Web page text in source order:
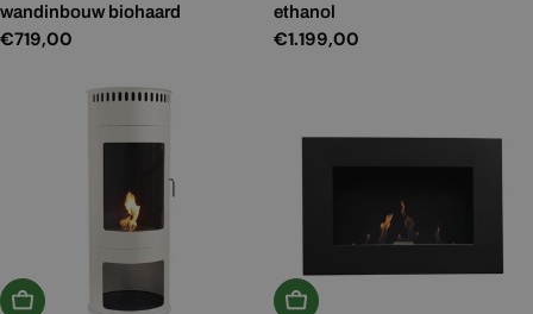
wandinbouw biohaard
Normale
€719,00
ethanol
Normale
€1.199,00
In Winkelwagen In Winkelwagen